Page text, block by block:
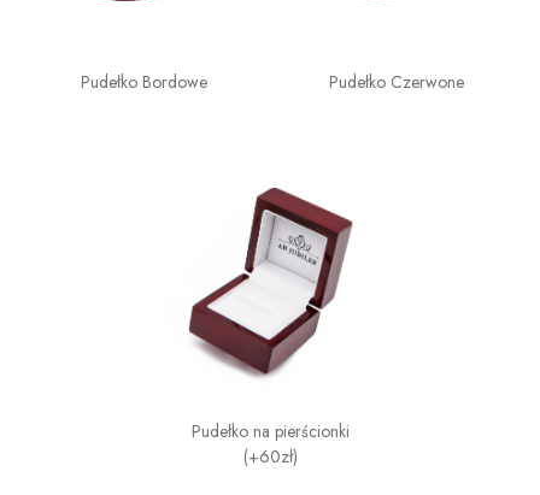
Pudełko Bordowe Pudełko Czerwone
Pudełko na pierścionki
(+60zł)